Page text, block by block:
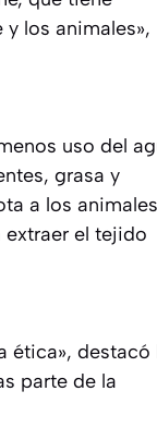
los animales»,
uso del
grasa y
a los
el tejido
ética», destacó
parte de la